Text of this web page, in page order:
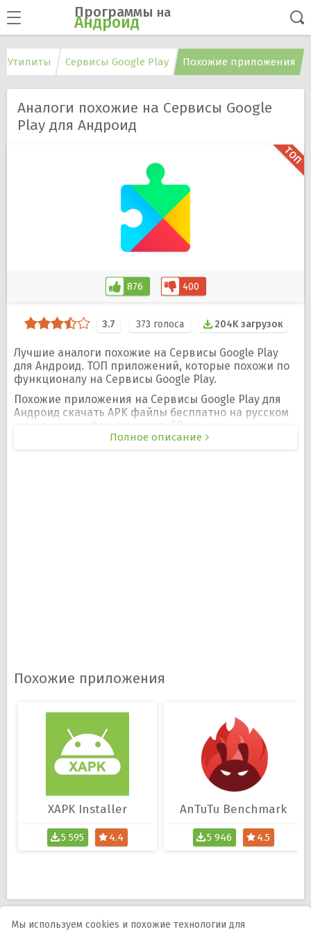
Программы на
Андроид
Утилиты Сервисы Google Play Похожие приложения
Аналоги похожие на Сервисы Google
Play для Андроид
876 400
3.7 373 голоса 204K загрузок
Лучшие аналоги похожие на Сервисы Google Play
для Андроид. ТОП приложений, которые похожи по
функционалу на Сервисы Google Play.
Похожие приложения на Сервисы Google Play для
Андроид скачать APK файлы бесплатно на русском
языке на телефон, планшет, ТВ.
Полное описание
Похожие приложения
XAPK Installer
5 595 4.4
AnTuTu Benchmark
5 946 4.5
Мы используем cookies и похожие технологии для